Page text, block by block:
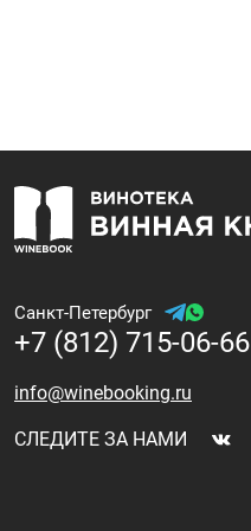
Санкт-Петербург
+7 (812) 715-06-66
info@winebooking.ru
СЛЕДИТЕ ЗА НАМИ